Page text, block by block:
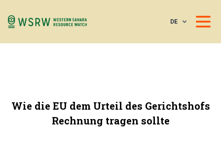
DE
Wie die EU dem Urteil des Gerichtshofs
Rechnung tragen sollte